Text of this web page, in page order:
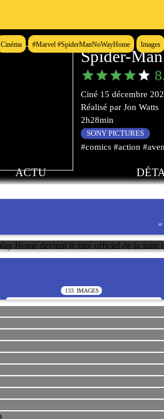
Cinéma #Marvel #SpiderManNoWayHome Images
Spider-
Ciné 15 décembre
Réalisé par Jon Watts
2h28min
SONY PICTURES
#comics #action
ACTU
133 IMAGES